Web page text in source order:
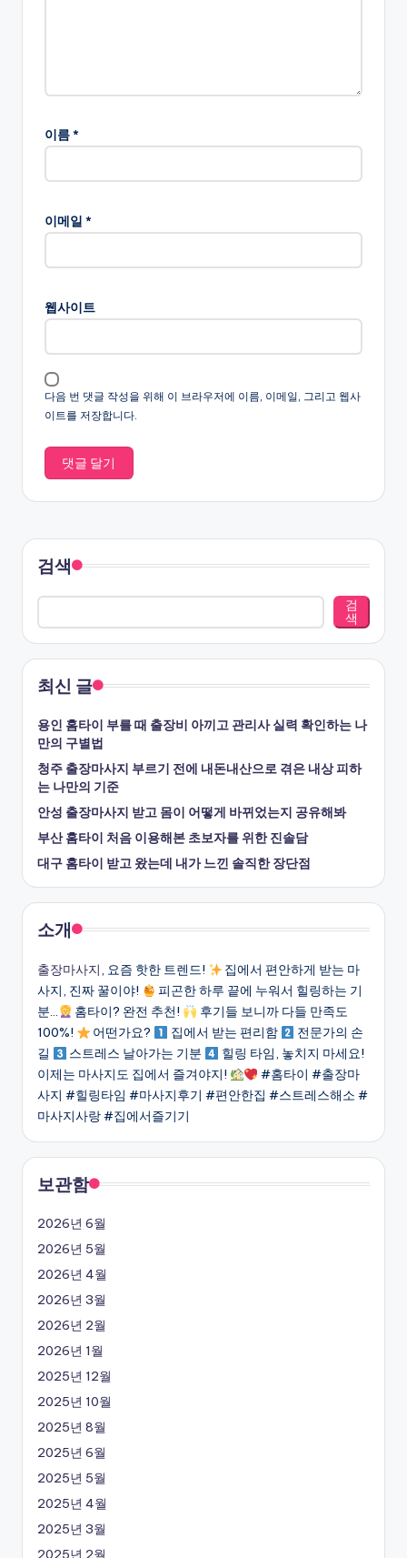
이름*
이메일 *
웹사이트
다음 번 댓글 작성을 위해 이 브라우저에 이름, 이메일, 그리고 웹사
이트를 저장합니다.
검색
검
색
최신 글
용인 홈타이 부를 때 출장비 아끼고 관리사 실력 확인하는 나
만의 구별법
청주 출장마사지 부르기 전에 내돈내산으로 겪은 내상 피하
는 나만의 기준
안성 출장마사지 받고 몸이 어떻게 바뀌었는지 공유해봐
부산 홈타이 처음 이용해본 초보자를 위한 진솔담
대구 홈타이 받고 왔는데 내가 느낀 솔직한 장단점
소개
출장마사지, 요즘 핫한 트렌드!
집에서 편안하게 받는 마
사지, 진짜 꿀이야!
피곤한 하루 끝에 누워서 힐링하는 기
분…
홈타이? 완전 추천!
후기들 보니까 다들 만족도
100%!
어떤가요? 집에서 받는 편리함
전문가의 손
길
스트레스 날아가는 기분
힐링 타임, 놓치지 마세요!
이제는 마사지도 집에서 즐겨야지!
#홈타이 #출장마
사지 #힐링타임 #마사지후기 #편안한집 #스트레스해소 #
마사지사랑 #집에서즐기기
보관함
2026년 6월
2026년 5월
2026년 4월
2026년 3월
2026년 2월
2026년 1월
2025년 12월
2025년 10월
2025년 8월
2025년 6월
2025년 5월
2025년 4월
2025년 3월
2025년 2월